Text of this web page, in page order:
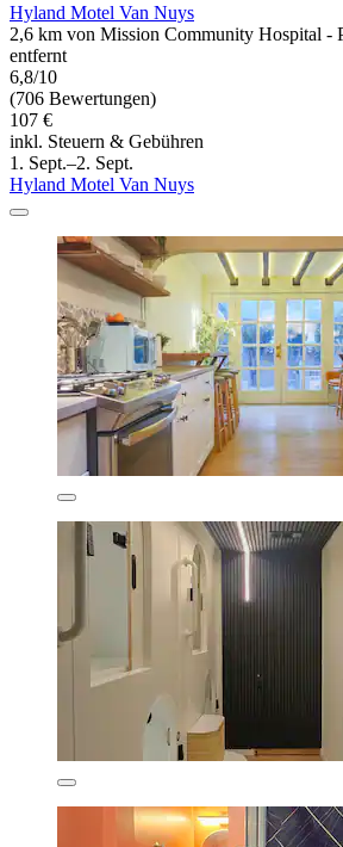
Hyland Motel Van Nuys
2,6 km von Mission Community Hospital -
entfernt
6,8/10
(706 Bewertungen)
107 €
inkl. Steuern & Gebühren
1. Sept.–2. Sept.
Hyland Motel Van Nuys